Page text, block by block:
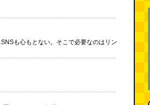
も心もとない。そこで必要なのはリン